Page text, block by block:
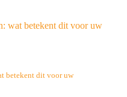
wat betekent dit voor uw
betekent dit voor uw